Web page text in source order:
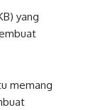
yang
memang